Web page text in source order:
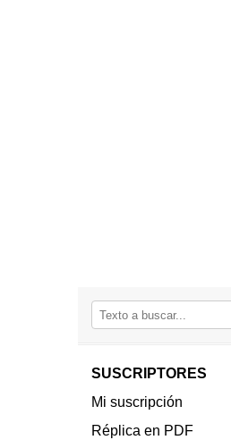
SUSCRIPTORES
Mi suscripción
Réplica en PDF